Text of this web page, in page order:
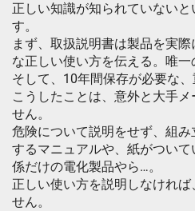
正しい知識が知られていない
す。
まず、取扱説明書は製品を実
な正しい使い方を伝える。唯一
そして、10年間保存が必要な、
こうしたことは、意外と大手
せん。
危険について説明をせず、組
するマニュアルや、紙がつい
係だけの電化製品やら…。
正しい使い方を説明しなけれ
せん。